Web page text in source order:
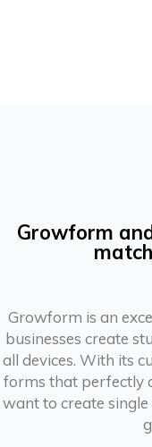
Growform
Growform is an
businesses create
all devices. With its
forms that perfectly
want to create